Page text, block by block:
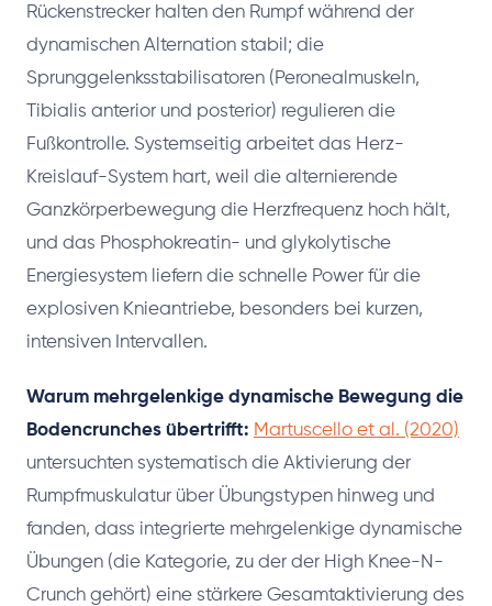
Rückenstrecker halten den Rumpf während der
dynamischen Alternation stabil; die
Sprunggelenksstabilisatoren (Peronealmuskeln,
Tibialis anterior und posterior) regulieren die
Fußkontrolle. Systemseitig arbeitet das Herz-
Kreislauf-System hart, weil die alternierende
Ganzkörperbewegung die Herzfrequenz hoch hält,
und das Phosphokreatin- und glykolytische
Energiesystem liefern die schnelle Power für die
explosiven Knieantriebe, besonders bei kurzen,
intensiven Intervallen.
Warum mehrgelenkige dynamische Bewegung die
Bodencrunches übertrifft: Martuscello et al. (2020)
untersuchten systematisch die Aktivierung der
Rumpfmuskulatur über Übungstypen hinweg und
fanden, dass integrierte mehrgelenkige dynamische
Übungen (die Kategorie, zu der der High Knee-N-
Crunch gehört) eine stärkere Gesamtaktivierung des